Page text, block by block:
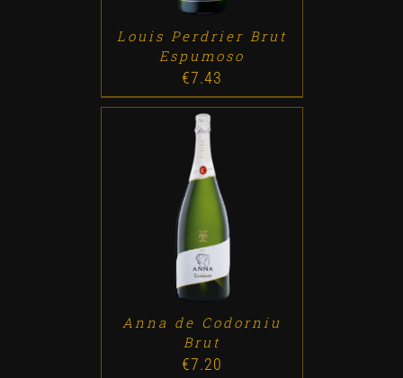
Louis Perdrier Brut
Espumoso
€7.43
ADD TO CART DETALLES
Anna de Codorniu
Brut
€7.20